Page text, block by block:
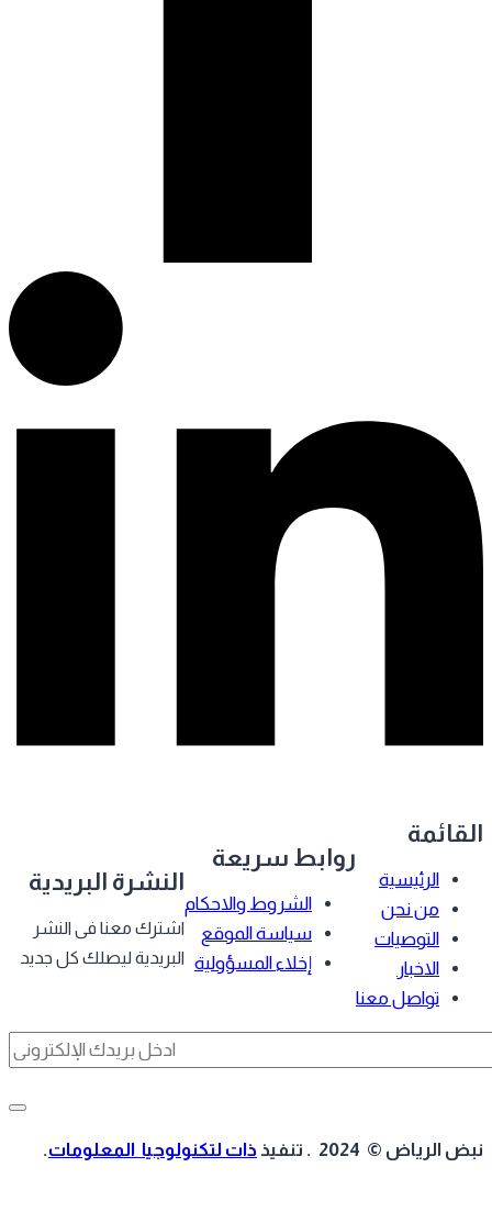
الرئيسية
من نحن
التوصيات
الاخبار
تواصل معنا
روابط سريعة
الشروط والاحكام
سياسة الموقع
إخلاء المسؤولية
النشرة البريدية
اشترك معنا فى النشر
البريدية ليصلك كل جديد
الرياض © 2024 . تنفيذ ذات لتكنولوجيا المعلومات.